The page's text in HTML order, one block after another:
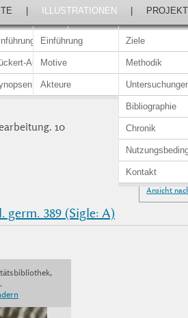
Ausgabe
ILLUSTRATIONEN
Einführung
Motive
Akteure
PROJEKT
Ziele
Methodik
Bibliographie
Chronik
Kontakt
10
Ansicht
389 (Sigle: A)